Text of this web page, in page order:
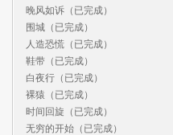
晚风如诉（已完成）
围城（已完成）
人造恐慌（已完成）
鞋带（已完成）
白夜行（已完成）
裸猿（已完成）
时间回旋（已完成）
无穷的开始（已完成）